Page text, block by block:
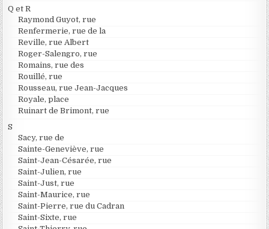
Q et R
Raymond Guyot, rue
Renfermerie, rue de la
Reville, rue Albert
Roger-Salengro, rue
Romains, rue des
Rouillé, rue
Rousseau, rue Jean-Jacques
Royale, place
Ruinart de Brimont, rue
S
Sacy, rue de
Sainte-Geneviève, rue
Saint-Jean-Césarée, rue
Saint-Julien, rue
Saint-Just, rue
Saint-Maurice, rue
Saint-Pierre, rue du Cadran
Saint-Sixte, rue